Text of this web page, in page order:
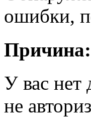
ошибки,
Причина:
У вас нет
не